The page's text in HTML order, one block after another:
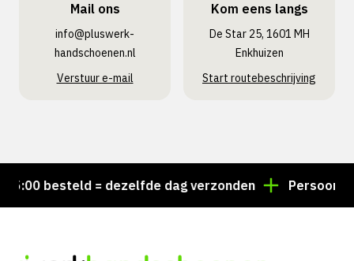
Mail ons
info@pluswerk­
handschoenen.nl
Verstuur e-mail
Kom eens langs
De Star 25, 1601 MH
Enkhuizen
Start routebeschrijving
besteld = dezelfde dag verzonden Persoonlijk